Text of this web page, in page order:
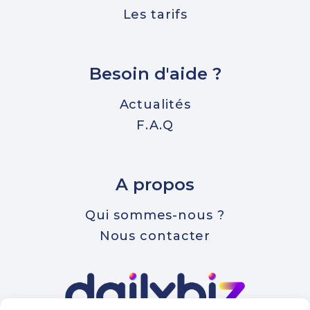
Les tarifs
Besoin d'aide ?
Actualités
F.A.Q
A propos
Qui sommes-nous ?
Nous contacter